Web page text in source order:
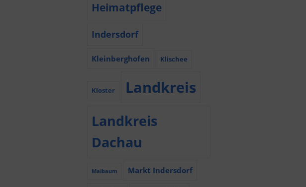
Heimatpflege
Indersdorf
Kleinberghofen Klischee
Kloster Landkreis
Landkreis
Dachau
Maibaum Markt Indersdorf